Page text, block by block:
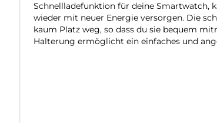
Schnellladefunktion für deine Smartwatch,
wieder mit neuer Energie versorgen. Die
kaum Platz weg, so dass du sie bequem
Halterung ermöglicht ein einfaches und